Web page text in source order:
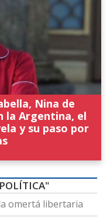
Nina de
la Argentina, el
y su paso por
omertá libertaria